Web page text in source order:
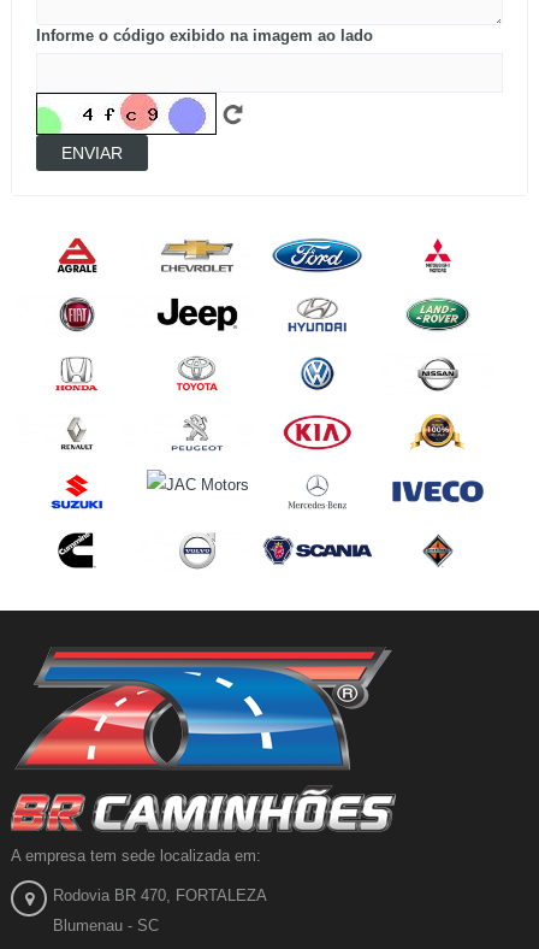
Informe o código exibido na imagem ao lado
ENVIAR
A empresa tem sede localizada em:
Rodovia BR 470, FORTALEZA
Blumenau - SC